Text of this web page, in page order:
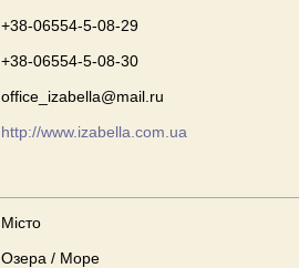
+38-06554-5-08-29
+38-06554-5-08-30
office_izabella@mail.ru
http://www.izabella.com.ua
Місто
Озера / Море